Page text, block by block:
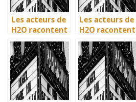
Les acteurs de
H2O racontent
: comment l’ile
de Mako a pris
vie en
Australie
Les acteurs de
H2O racontent
: comment l’ile
de Mako a pris
vie en
Australie